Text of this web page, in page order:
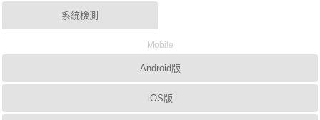
系統檢測
Mobile
Android版
iOS版